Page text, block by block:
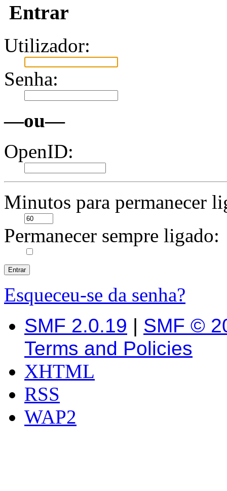
Entrar
Utilizador:
Senha:
—ou—
OpenID:
Minutos para permanecer
Permanecer sempre ligado:
Esqueceu-se da senha?
SMF 2.0.19 | SMF ©
Terms and Policies
XHTML
RSS
WAP2